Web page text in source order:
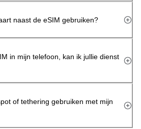
naast de eSIM gebruiken?
in mijn telefoon, kan ik jullie dienst
of tethering gebruiken met mijn